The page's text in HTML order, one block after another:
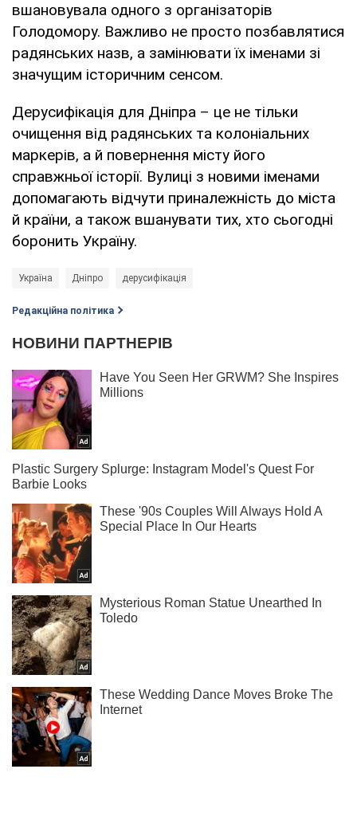
вшановувала одного з організаторів
Голодомору. Важливо не просто позбавлятися
радянських назв, а замінювати їх іменами зі
значущим історичним сенсом.
Дерусифікація для Дніпра – це не тільки
очищення від радянських та колоніальних
маркерів, а й повернення місту його
справжньої історії. Вулиці з новими іменами
допомагають відчути приналежність до міста
й країни, а також вшанувати тих, хто сьогодні
боронить Україну.
Україна Дніпро дерусифікація
Редакційна політика